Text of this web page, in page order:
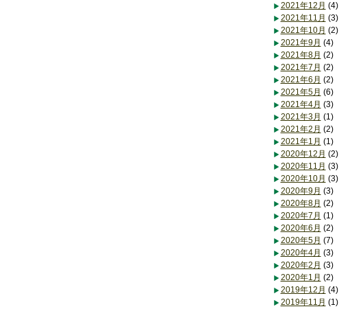
2021年12月 (4)
2021年11月 (3)
2021年10月 (2)
2021年9月 (4)
2021年8月 (2)
2021年7月 (2)
2021年6月 (2)
2021年5月 (6)
2021年4月 (3)
2021年3月 (1)
2021年2月 (2)
2021年1月 (1)
2020年12月 (2)
2020年11月 (3)
2020年10月 (3)
2020年9月 (3)
2020年8月 (2)
2020年7月 (1)
2020年6月 (2)
2020年5月 (7)
2020年4月 (3)
2020年2月 (3)
2020年1月 (2)
2019年12月 (4)
2019年11月 (1)